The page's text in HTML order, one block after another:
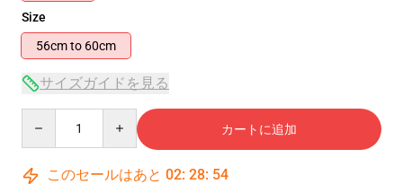
Size
56cm to 60cm
サイズガイドを見る
カートに追加
このセールはあと 02: 28: 53